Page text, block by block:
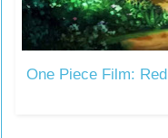
One Piece Film: